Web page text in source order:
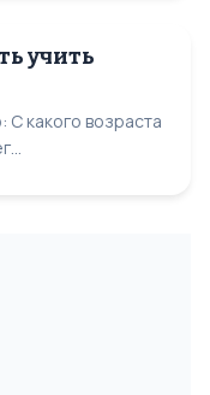
учить
С какого возраста